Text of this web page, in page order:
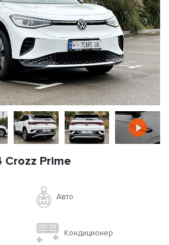
Crozz Prime
Авто
Кондиционер